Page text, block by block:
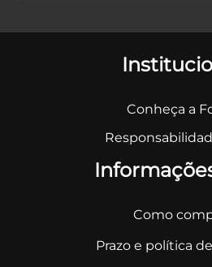
Conheça a
Como
Prazo e política